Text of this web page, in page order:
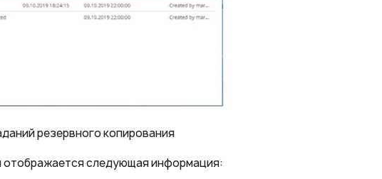
резервного копирования
отображается следующая информация: